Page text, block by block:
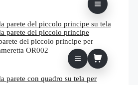
del piccolo principe per
OR002